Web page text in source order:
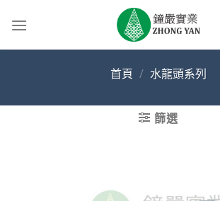
首頁 / 水龍頭系列
篩選